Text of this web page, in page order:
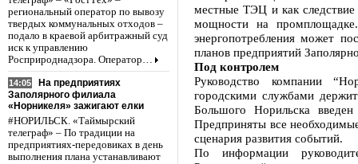
региональный оператор по вывозу
твердых коммунальных отходов –
подало в краевой арбитражный суд
иск к управлению
Росприроднадзора. Оператор…
14:05
На предприятиях
Заполярного филиала
«Норникеля» зажигают елки
#НОРИЛЬСК. «Таймырский
телеграф» – По традиции на
предприятиях-передовиках в день
выполнения плана устанавливают
местные ТЭЦ и как следствие
мощности на
энергопотребления может
планов предприятий
Под контролем
Руководство компании
городскими службами
Большого Норильска
Предприняты все
сценария развития событий.
По информации